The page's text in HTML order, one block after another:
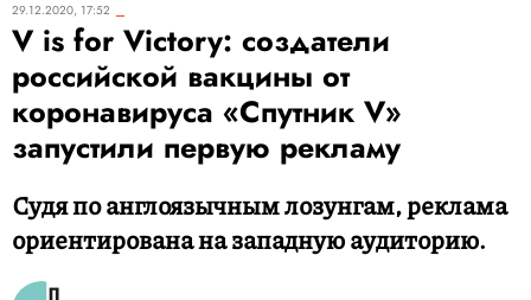
29.12.2020, 17:52
V is for Victory: создатели
российской вакцины от
коронавируса «Спутник V»
запустили первую рекламу
Судя по англоязычным лозунгам, реклама
ориентирована на западную аудиторию.